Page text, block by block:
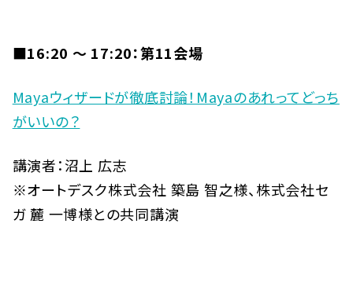
■16:20 〜 17:20：第11会場
Mayaウィザードが徹底討論！Mayaのあれってどっち
がいいの？
講演者：沼上 広志
※オートデスク株式会社 築島 智之様、株式会社セ
ガ 麓 一博様との共同講演